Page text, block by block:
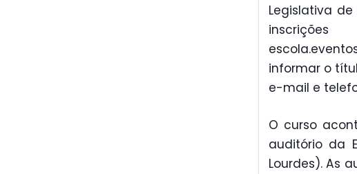
Legislativa
informar o
e-mail e
O curso
auditório da
Lourdes). As